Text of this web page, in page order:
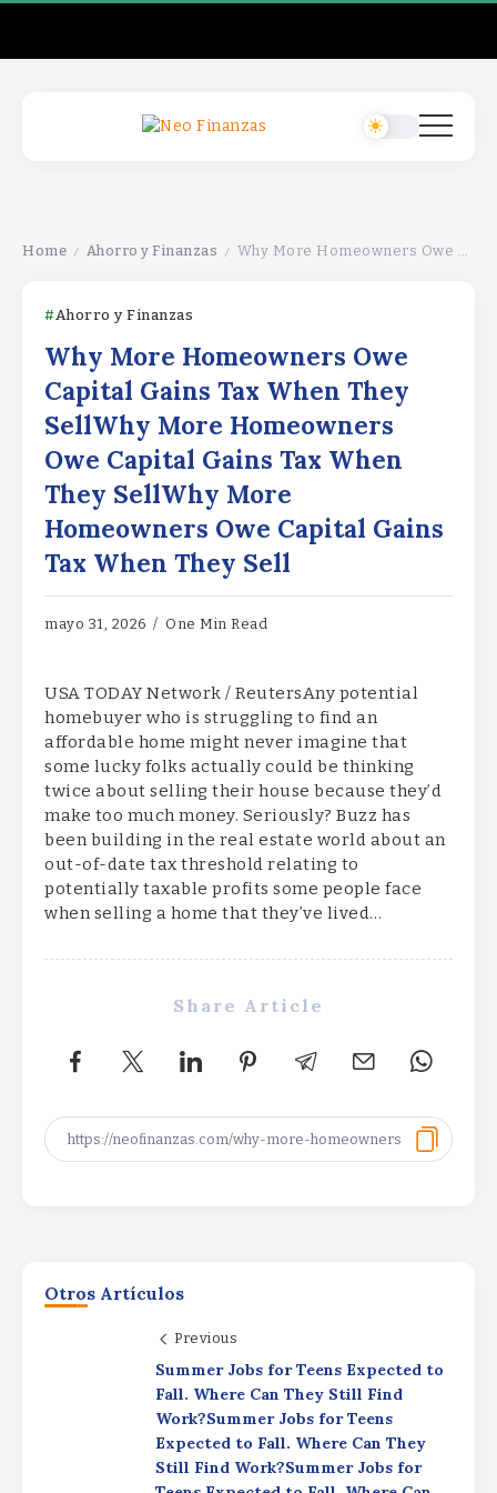
Home / Ahorro y Finanzas / Why More Homeowners Owe Capital Gains Tax When They SellWhy More Homeowners Owe Capital Gains Tax When They SellWhy More Homeowners Owe Capital Gains Tax When They Sell
Ahorro y Finanzas
Why More Homeowners Owe
Capital Gains Tax When They
SellWhy More Homeowners
Owe Capital Gains Tax When
They SellWhy More
Homeowners Owe Capital Gains
Tax When They Sell
mayo 31, 2026 One Min Read
USA TODAY Network / ReutersAny potential
homebuyer who is struggling to find an
affordable home might never imagine that
some lucky folks actually could be thinking
twice about selling their house because they’d
make too much money. Seriously? Buzz has
been building in the real estate world about an
out-of-date tax threshold relating to
potentially taxable profits some people face
when selling a home that they’ve lived…
Share Article
Otros Artículos
Previous
Summer Jobs for Teens Expected to
Fall. Where Can They Still Find
Work?Summer Jobs for Teens
Expected to Fall. Where Can They
Still Find Work?Summer Jobs for
La gran estrella del Nasdaq que avanza
un 2.700% en un año…y que puede
seguir subiendoLa gran estrella del
Nasdaq que avanza un 2.700% en un
año…y que puede seguir subiendoLa